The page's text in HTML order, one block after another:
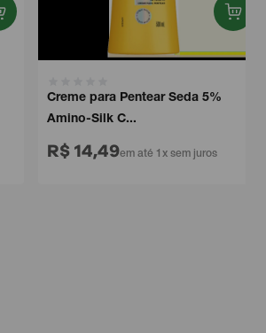
Creme para Pentear Seda 5%
Amino-Silk C...
R$ 14,49em até 1x sem juros